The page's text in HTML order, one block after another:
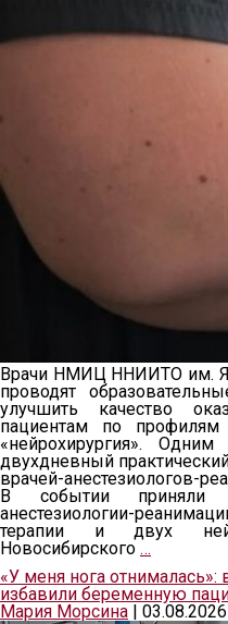
Врачи НМИЦ ННИИТО им.
проводят
улучшить качество
пациентам по профилям
«нейрохирургия».
двухдневный
врачей-анестезиологов-
В событии приняли
анестезиологии-
терапии и двух
Новосибирского …
«У меня нога
избавили беременную
Мария Морсина
03.08.2026